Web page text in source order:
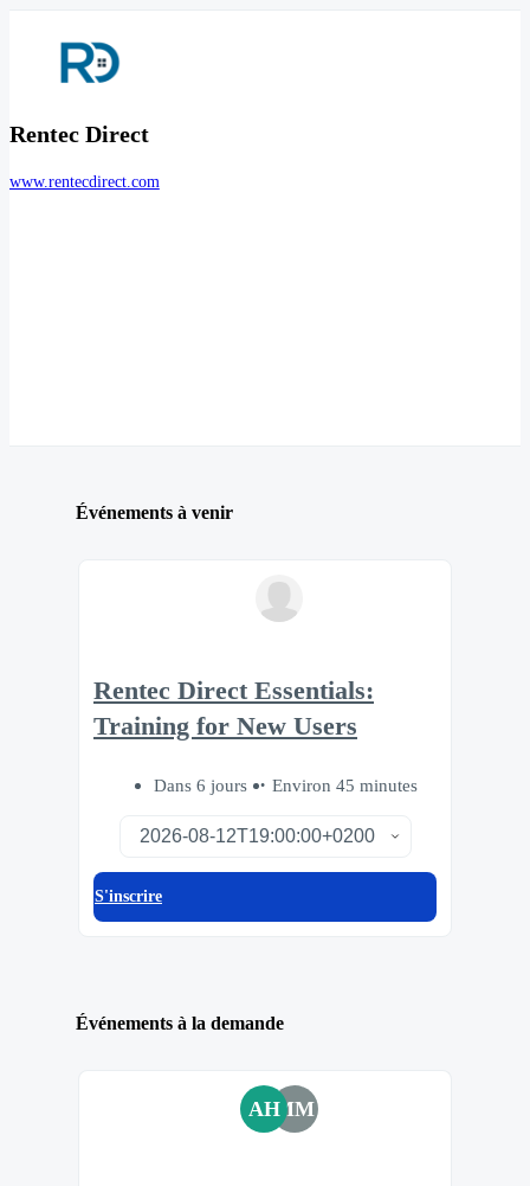
Rentec Direct
www.rentecdirect.com
Événements à venir
Rentec Direct Essentials:
Training for New Users
Dans 6 jours Environ 45 minutes
S'inscrire
Événements à la demande
AHMM